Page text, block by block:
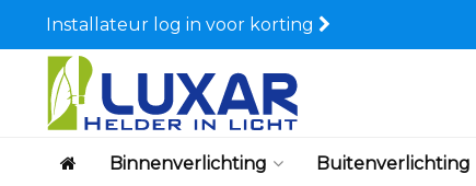
Installateur log in voor korting
Binnenverlichting Buitenverlichting